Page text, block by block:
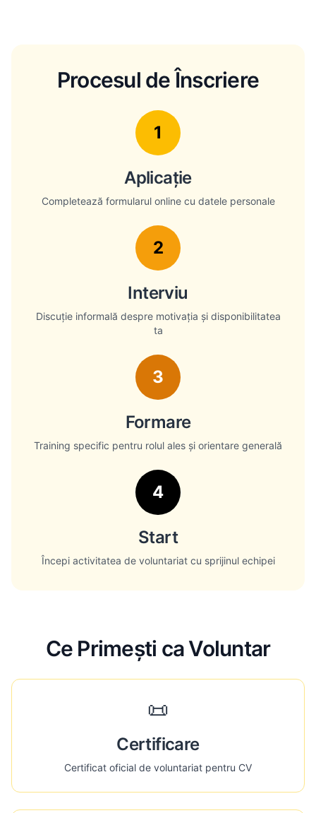
Procesul de Înscriere
1
Aplicație
Completează formularul online cu datele personale
2
Interviu
Discuție informală despre motivația și disponibilitatea
ta
3
Formare
Training specific pentru rolul ales și orientare generală
4
Start
Începi activitatea de voluntariat cu sprijinul echipei
Ce Primești ca Voluntar
📜
Certificare
Certificat oficial de voluntariat pentru CV